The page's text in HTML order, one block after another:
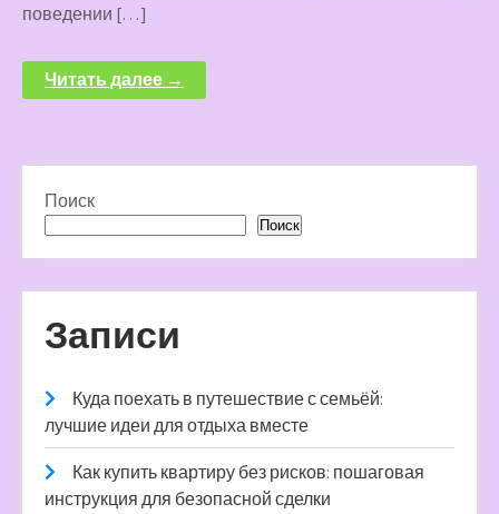
поведении […]
Читать далее →
Поиск
Поиск
Записи
Куда поехать в путешествие с семьёй:
лучшие идеи для отдыха вместе
Как купить квартиру без рисков: пошаговая
инструкция для безопасной сделки